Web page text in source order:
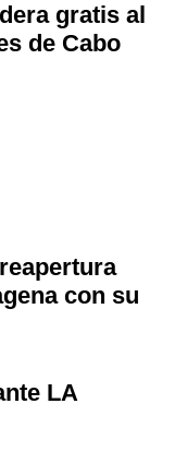
gratis al
de Cabo
con su
LA